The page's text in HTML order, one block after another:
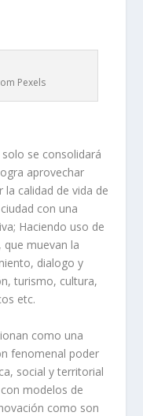
Pexels
solo se consolidará
aprovechar
calidad de vida de
con una
Haciendo uso de
que muevan la
dialogo y
turismo, cultura,
etc.
como una
fenomenal poder
social y territorial
modelos de
como son